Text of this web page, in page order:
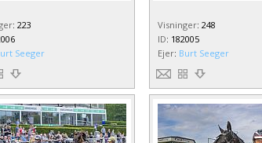
: 223
Seeger
Visninger: 248
ID: 182005
Ejer: Burt Seeger